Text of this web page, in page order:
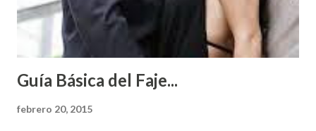
Guía Básica del Faje...
febrero 20, 2015